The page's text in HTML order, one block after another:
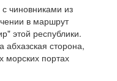
чиновниками из
в маршрут
этой республики.
абхазская сторона,
морских портах